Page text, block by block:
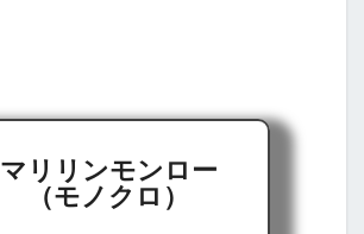
マリリンモンロー
（モノクロ）